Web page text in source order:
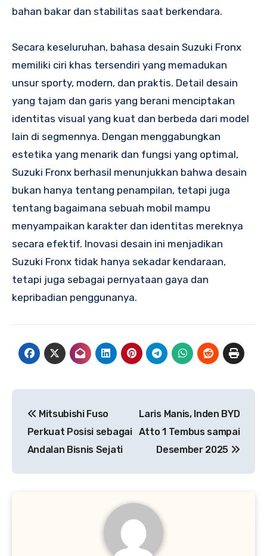
bahan bakar dan stabilitas saat berkendara.
Secara keseluruhan, bahasa desain Suzuki Fronx
memiliki ciri khas tersendiri yang memadukan
unsur sporty, modern, dan praktis. Detail desain
yang tajam dan garis yang berani menciptakan
identitas visual yang kuat dan berbeda dari model
lain di segmennya. Dengan menggabungkan
estetika yang menarik dan fungsi yang optimal,
Suzuki Fronx berhasil menunjukkan bahwa desain
bukan hanya tentang penampilan, tetapi juga
tentang bagaimana sebuah mobil mampu
menyampaikan karakter dan identitas mereknya
secara efektif. Inovasi desain ini menjadikan
Suzuki Fronx tidak hanya sekadar kendaraan,
tetapi juga sebagai pernyataan gaya dan
kepribadian penggunanya.
navigation
Mitsubishi Fuso
Perkuat Posisi sebagai
Andalan Bisnis Sejati
Laris Manis, Inden BYD
Atto 1 Tembus sampai
Desember 2025